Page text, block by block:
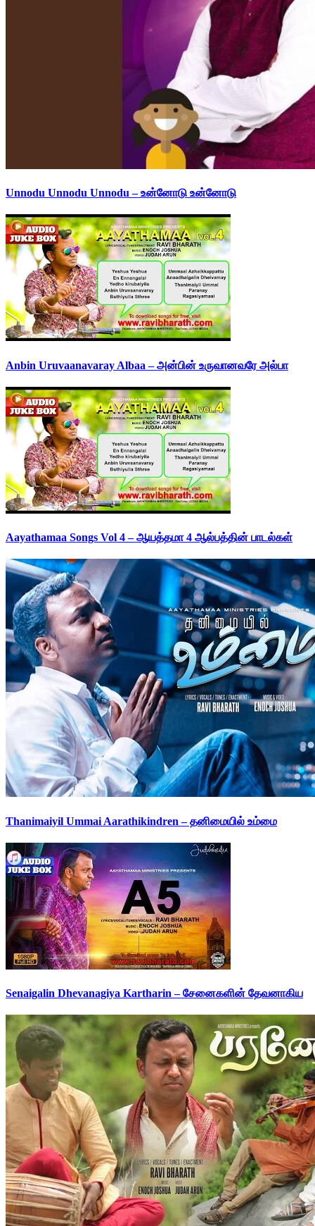
Unnodu Unnodu Unnodu – உன்னோடு உன்னோடு
Anbin Uruvaanavaray Albaa – அன்பின் உருவானவரே அல்பா
Aayathamaa Songs Vol 4 – ஆயத்தமா 4 ஆல்பத்தின் பாடல்கள்
Thanimaiyil Ummai Aarathikindren – தனிமையில் உம்மை
Senaigalin Dhevanagiya Kartharin – சேனைகளின் தேவனாகிய